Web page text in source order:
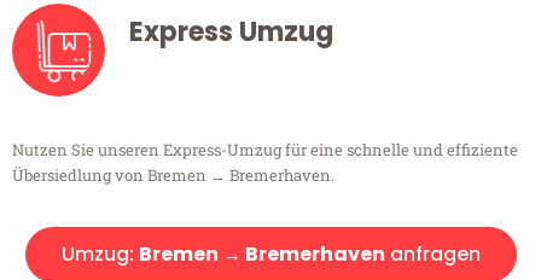
Express Umzug
Nutzen Sie unseren Express-Umzug für eine schnelle und effiziente
Übersiedlung von Bremen → Bremerhaven.
Umzug: Bremen → Bremerhaven anfragen